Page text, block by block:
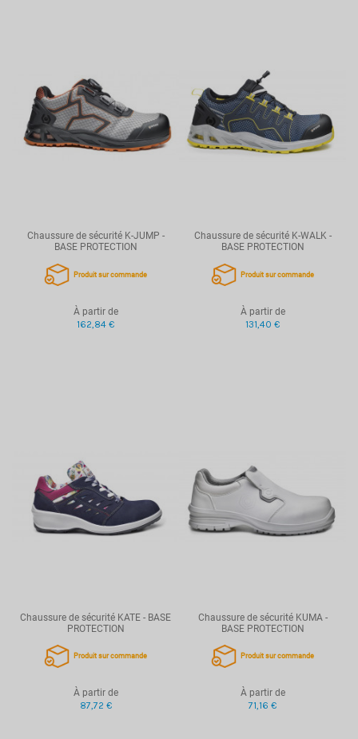
Chaussure de sécurité K-JUMP -
BASE PROTECTION
Produit sur commande
À partir de
162,84 €
Chaussure de sécurité K-WALK -
BASE PROTECTION
Produit sur commande
À partir de
131,40 €
Chaussure de sécurité KATE - BASE
PROTECTION
Produit sur commande
À partir de
87,72 €
Chaussure de sécurité KUMA -
BASE PROTECTION
Produit sur commande
À partir de
71,16 €